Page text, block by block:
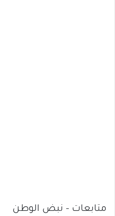
متابعات – نبض الوطن